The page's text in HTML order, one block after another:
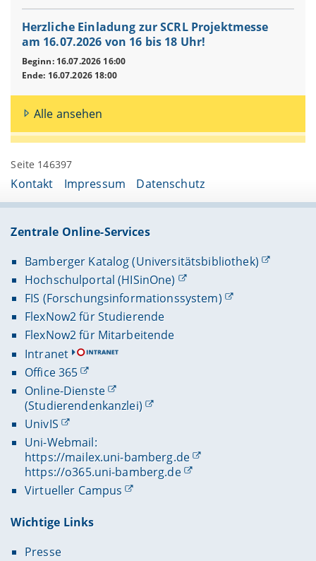
Herzliche Einladung zur SCRL Projektmesse
am 16.07.2026 von 16 bis 18 Uhr!
Beginn: 16.07.2026 16:00
Ende: 16.07.2026 18:00
Alle ansehen
Seite 146397
Kontakt Impressum Datenschutz
Zentrale Online-Services
Bamberger Katalog (Universitätsbibliothek)
Hochschulportal (HISinOne)
FIS (Forschungsinformationssystem)
FlexNow2 für Studierende
FlexNow2 für Mitarbeitende
Intranet
Office 365
Online-Dienste
(Studierendenkanzlei)
UnivIS
Uni-Webmail:
https://mailex.uni-bamberg.de
https://o365.uni-bamberg.de
Virtueller Campus
Wichtige Links
Presse